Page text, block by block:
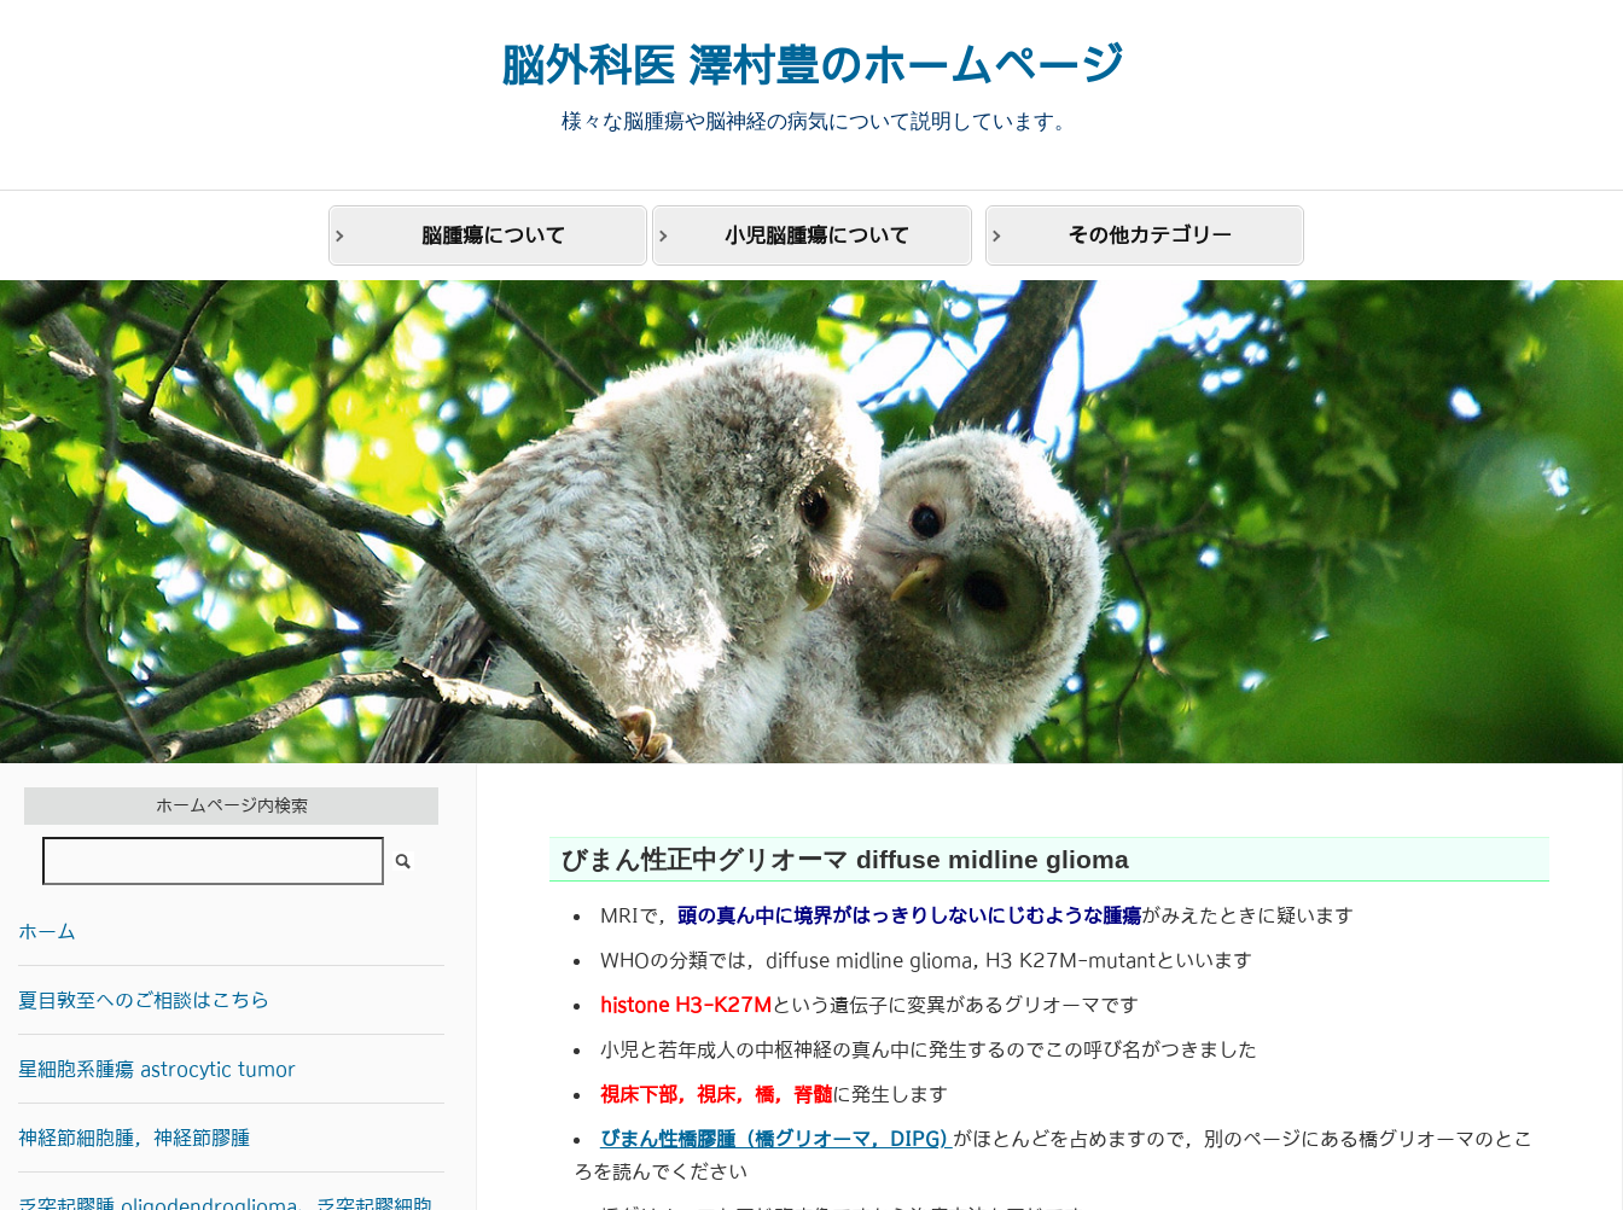
脳外科医 澤村豊のホームページ
様々な脳腫瘍や脳神経の病気について説明しています。
脳腫瘍について 小児脳腫瘍について その他カテゴリー
びまん性正中グリオーマ diffuse midline glioma
MRIで， 頭の真ん中に境界がはっきりしないにじむような腫瘍がみえたときに疑います
WHOの分類では，diffuse midline glioma, H3 K27M-mutantといいます
histone H3-K27M という遺伝子に変異があるグリオーマです
小児と若年成人の中枢神経の真ん中に発生するのでこの呼び名がつきました
視床下部，視床，橋，脊髄に発生します
びまん性橋膠腫（橋グリオーマ，DIPG) がほとんどを占めますので，別のページにある橋グリオーマのとこ
ろを読んでください
ホームページ内検索
ホーム
夏目敦至へのご相談はこちら
星細胞系腫瘍 astrocytic tumor
神経節細胞腫，神経節膠腫